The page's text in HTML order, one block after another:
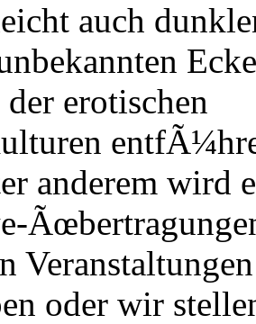
auch
der erotischen
anderem wird
Veranstaltungen
oder wir